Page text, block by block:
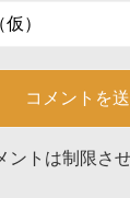
ントは制限さ